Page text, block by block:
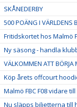
SKÅNEDERBY
500 POÄNG I VÄRLDENS
Fritidskortet hos Malmö
Ny säsong - handla
VÄLKOMMEN ATT BÖRJA
Köp årets offcourt
Malmö FBC F08 vidare
Nu släpps biljetterna till